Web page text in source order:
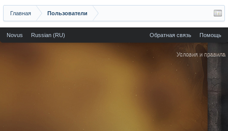
Главная Пользователи
Novus Russian (RU) Обратная связь Помощь
Условия и правила